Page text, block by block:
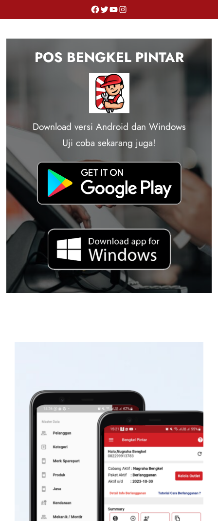
to
content
Facebook
TwitterYouTubeInstagram
POS BENGKEL PINTAR
Download versi Android dan Windows
Uji coba sekarang juga!